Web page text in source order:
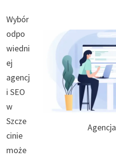
Wybór
odpo
wiedni
ej
agencj
i SEO
w
Szcze
cinie
może